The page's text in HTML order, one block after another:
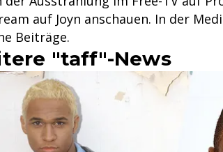
auf Joyn anschauen. In der
Beiträge.
"taff"-News